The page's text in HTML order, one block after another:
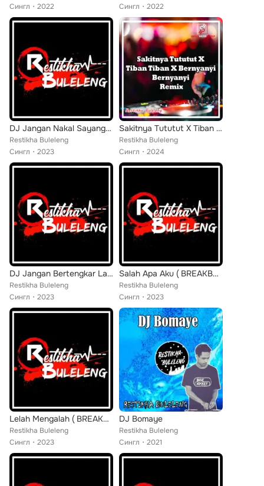
Сингл
2022
Сингл
2022
DJ Jangan Nakal Sayang ( BREAKBEAT ) (Remix)
Restikha Buleleng
Сингл
2023
Sakitnya Tututut X Tiban Tiban X Bernyanyi Bernyanyi (Remix)
Restikha Buleleng
Сингл
2024
DJ Jangan Bertengkar Lagi (Remix)
Restikha Buleleng
Сингл
2023
Salah Apa Aku ( BREAKBEAT ) (Remix)
Restikha Buleleng
Сингл
2023
Lelah Mengalah ( BREAKBEAT ) (Remix)
Restikha Buleleng
Сингл
2023
DJ Bomaye
Restikha Buleleng
Сингл
2021